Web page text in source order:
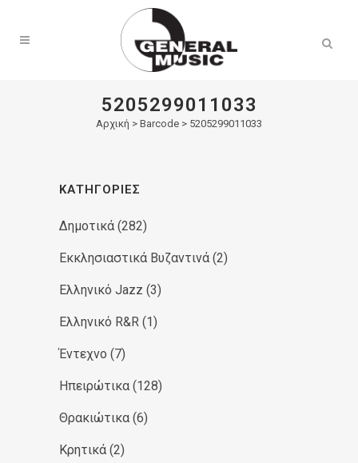
5205299011033
Αρχική > Barcode > 5205299011033
ΚΑΤΗΓΟΡΊΕΣ
Δημοτικά (282)
Εκκλησιαστικά Βυζαντινά (2)
Ελληνικό Jazz (3)
Ελληνικό R&R (1)
Έντεχνο (7)
Ηπειρώτικα (128)
Θρακιώτικα (6)
Κρητικά (2)